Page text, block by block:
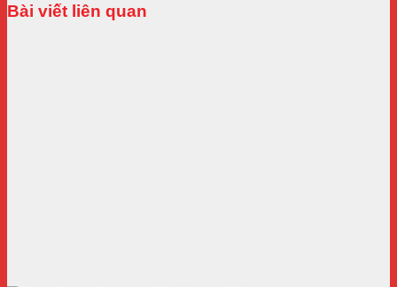
Bài viết liên quan